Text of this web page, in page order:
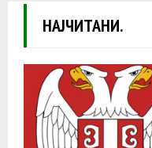
НАЈЧИТАНИ.